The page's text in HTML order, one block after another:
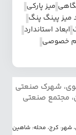
میز پارکی
میز پینگ پنگ
ابعاد استاندارد
خصوصی
شهرک صنعتی
مجتمع صنعتی
شهر: کرج، محله: شاهین